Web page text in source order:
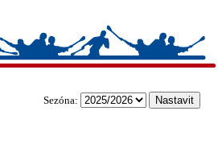
Sezóna: